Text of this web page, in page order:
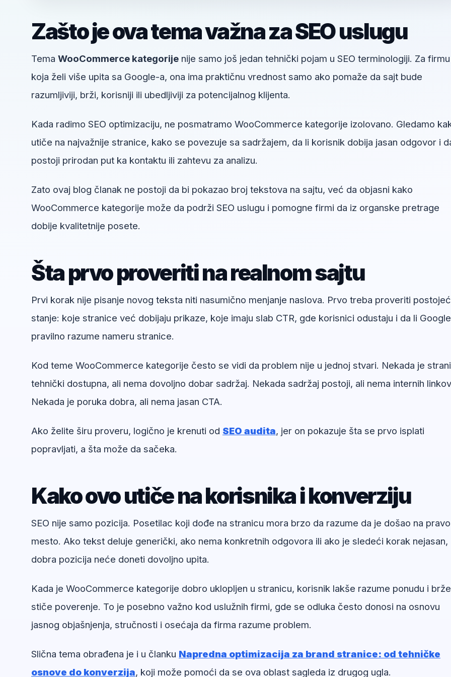
Zašto je ova tema važna za SEO uslugu
Tema WooCommerce kategorije nije samo još jedan tehnički pojam u SEO terminologiji. Za firmu
koja želi više upita sa Google-a, ona ima praktičnu vrednost samo ako pomaže da sajt bude
razumljiviji, brži, korisniji ili ubedljiviji za potencijalnog klijenta.
Kada radimo SEO optimizaciju, ne posmatramo WooCommerce kategorije izolovano. Gledamo
utiče na najvažnije stranice, kako se povezuje sa sadržajem, da li korisnik dobija jasan odgovor i
postoji prirodan put ka kontaktu ili zahtevu za analizu.
Zato ovaj blog članak ne postoji da bi pokazao broj tekstova na sajtu, već da objasni kako
WooCommerce kategorije može da podrži SEO uslugu i pomogne firmi da iz organske pretrage
dobije kvalitetnije posete.
Šta prvo proveriti na realnom sajtu
Prvi korak nije pisanje novog teksta niti nasumično menjanje naslova. Prvo treba proveriti
stanje: koje stranice već dobijaju prikaze, koje imaju slab CTR, gde korisnici odustaju i da li Google
pravilno razume nameru stranice.
Kod teme WooCommerce kategorije često se vidi da problem nije u jednoj stvari. Nekada je
tehnički dostupna, ali nema dovoljno dobar sadržaj. Nekada sadržaj postoji, ali nema internih
Nekada je poruka dobra, ali nema jasan CTA.
Ako želite širu proveru, logično je krenuti od SEO audita, jer on pokazuje šta se prvo isplati
popravljati, a šta može da sačeka.
Kako ovo utiče na korisnika i konverziju
SEO nije samo pozicija. Posetilac koji dođe na stranicu mora brzo da razume da je došao na pravo
mesto. Ako tekst deluje generički, ako nema konkretnih odgovora ili ako je sledeći korak nejasan,
dobra pozicija neće doneti dovoljno upita.
Kada je WooCommerce kategorije dobro uklopljen u stranicu, korisnik lakše razume ponudu i brže
stiče poverenje. To je posebno važno kod uslužnih firmi, gde se odluka često donosi na osnovu
jasnog objašnjenja, stručnosti i osećaja da firma razume problem.
Slična tema obrađena je i u članku Napredna optimizacija za brand stranice: od tehničke
osnove do konverzija, koji može pomoći da se ova oblast sagleda iz drugog ugla.